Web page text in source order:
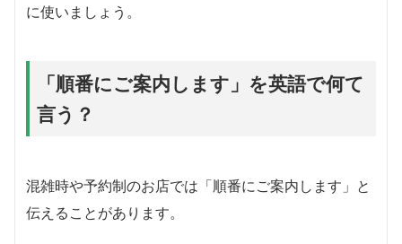
に使いましょう。
「順番にご案内します」を英語で何て
言う？
混雑時や予約制のお店では「順番にご案内します」と
伝えることがあります。